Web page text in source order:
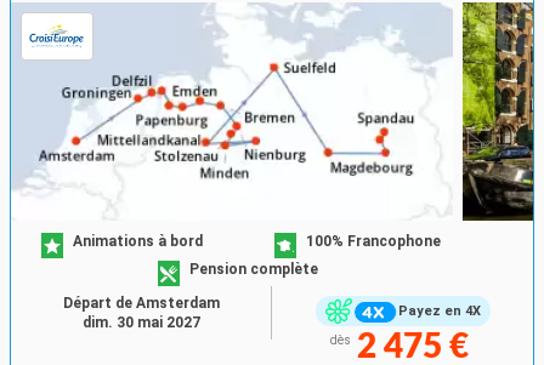
Payez en 4X
Animations à bord
100% Francophone
Pension complète
dès 2 475 €
Départ de Amsterdam
dim. 30 mai 2027